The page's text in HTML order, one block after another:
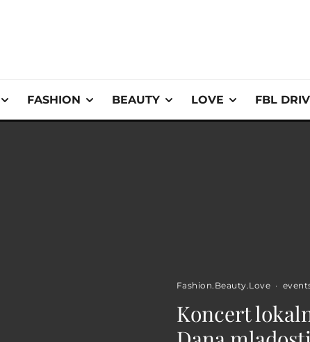
FASHION BEAUTY LOVE FBL
Fashion.Beauty.Love ·
Koncert